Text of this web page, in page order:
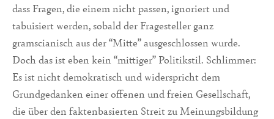
dass Fragen, die einem nicht passen, ignoriert und
tabuisiert werden, sobald der Fragesteller ganz
gramscianisch aus der “Mitte” ausgeschlossen wurde.
Doch das ist eben kein “mittiger” Politikstil. Schlimmer:
Es ist nicht demokratisch und widerspricht dem
Grundgedanken einer offenen und freien Gesellschaft,
die über den faktenbasierten Streit zu Meinungsbildung